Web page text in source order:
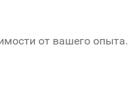
от вашего опыта.